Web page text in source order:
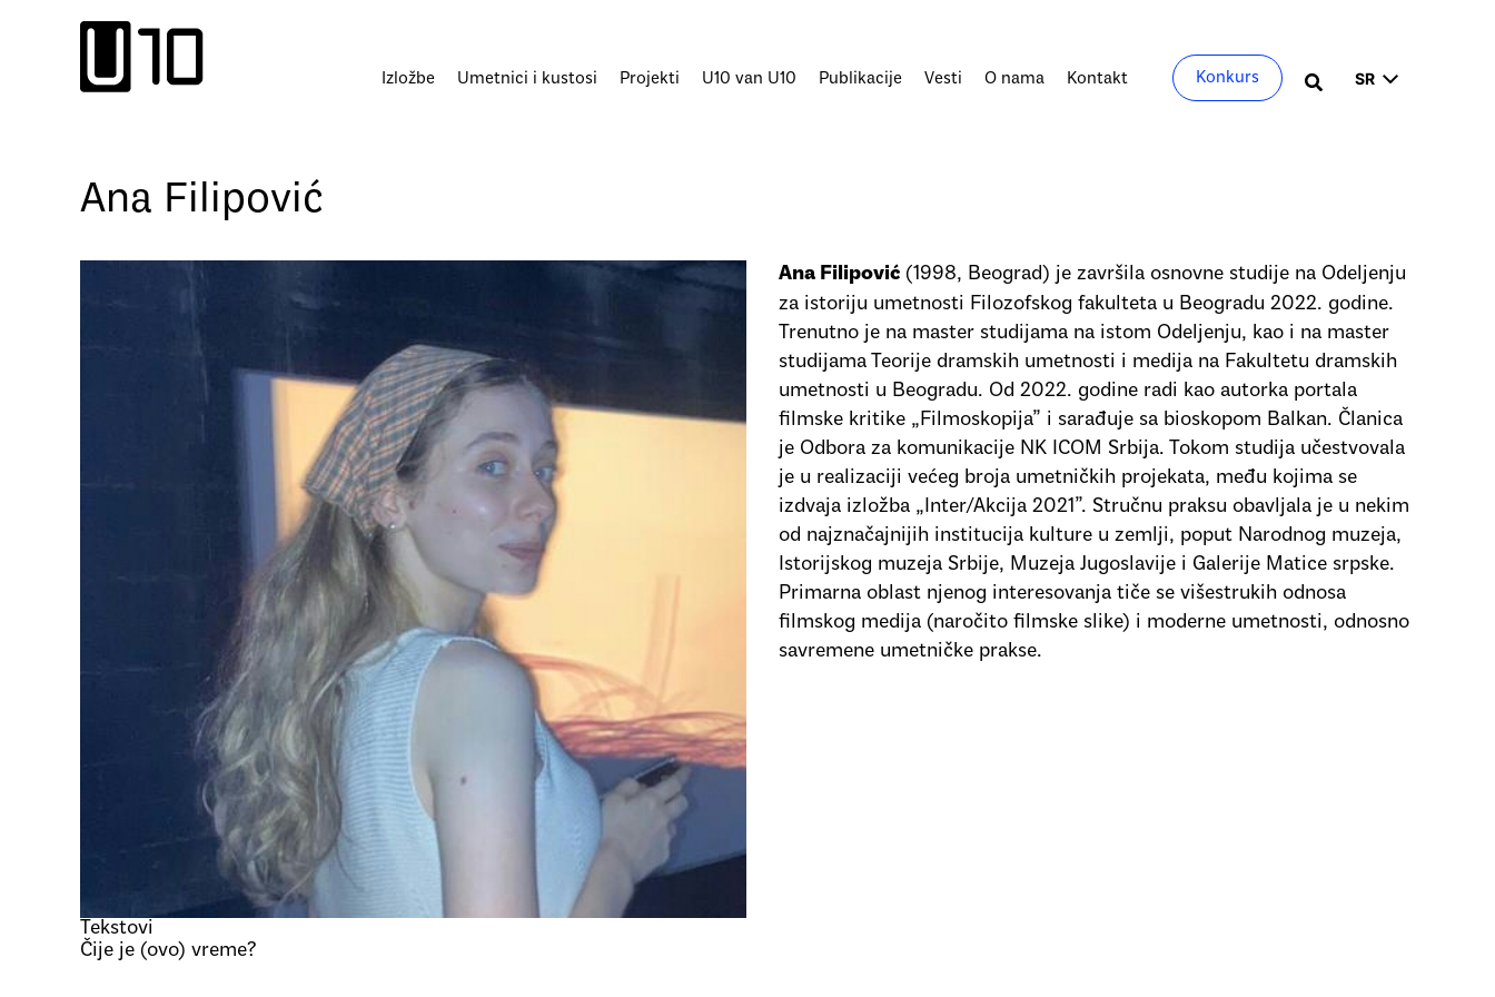
Izložbe Umetnici i kustosi Projekti U10 van U10 Publikacije Vesti O nama Kontakt Konkurs Претрага
jezik
Ana Filipović
Ana Filipović(1998, Beograd) je završila osnovne studije na Odeljenju
za istoriju umetnosti Filozofskog fakulteta u Beogradu 2022. godine.
Trenutno je na master studijama na istom Odeljenju, kao i na master
studijama Teorije dramskih umetnosti i medija na Fakultetu dramskih
umetnosti u Beogradu. Od 2022. godine radi kao autorka portala
filmske kritike „Filmoskopija” i sarađuje sa bioskopom Balkan. Članica
je Odbora za komunikacije NK ICOM Srbija. Tokom studija učestvovala
je u realizaciji većeg broja umetničkih projekata, među kojima se
izdvaja izložba „Inter/Akcija 2021”. Stručnu praksu obavljala je u nekim
od najznačajnijih institucija kulture u zemlji, poput Narodnog muzeja,
Istorijskog muzeja Srbije, Muzeja Jugoslavije i Galerije Matice srpske.
Primarna oblast njenog interesovanja tiče se višestrukih odnosa
filmskog medija (naročito filmske slike) i moderne umetnosti, odnosno
savremene umetničke prakse.
Tekstovi
Čije je (ovo) vreme?